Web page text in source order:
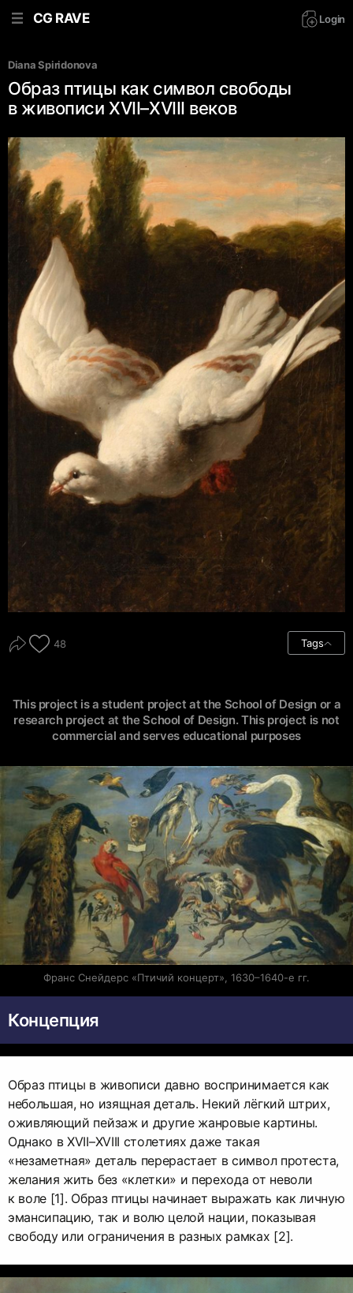
CG RAVE Login
Diana Spiridonova
Образ птицы как символ свободы
в живописи XVII–XVIII веков
48 Tags
This project is a student project at the School of Design or a
research project at the School of Design. This project is not
commercial and serves educational purposes
Франс Снейдерс «Птичий концерт», 1630–1640-е гг.
Концепция
Образ птицы в живописи давно воспринимается как
небольшая, но изящная деталь. Некий лёгкий штрих,
оживляющий пейзаж и другие жанровые картины.
Однако в XVII–XVIII столетиях даже такая
«незаметная» деталь перерастает в символ протеста,
желания жить без «клетки» и перехода от неволи
к воле [1]. Образ птицы начинает выражать как личную
эмансипацию, так и волю целой нации, показывая
свободу или ограничения в разных рамках [2].